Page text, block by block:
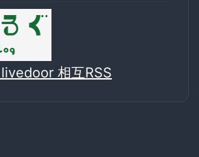
相互RSS